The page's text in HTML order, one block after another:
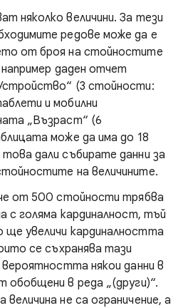
няколко величини. За тези
редове може да е
от броя на стойностите
например даден отчет
(3 стойности:
и мобилни
„Възраст“ (6
може да има до 18
дали събирате данни за
на величините.
от 500 стойности трябва
с голяма кардиналност, тъй
увеличи кардиналността
се съхранява тази
вероятността някои данни в
обобщени в реда „(други)“.
не са ограничение, а